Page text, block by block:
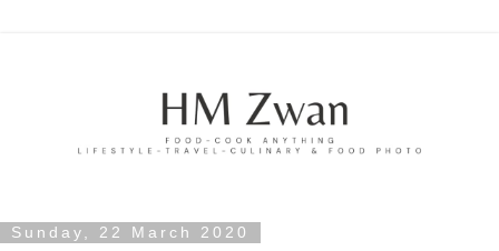
Sunday, 22 March 2020